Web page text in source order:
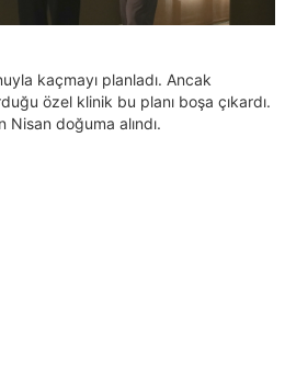
kaçmayı planladı. Ancak
özel klinik bu planı boşa çıkardı.
Nisan doğuma alındı.